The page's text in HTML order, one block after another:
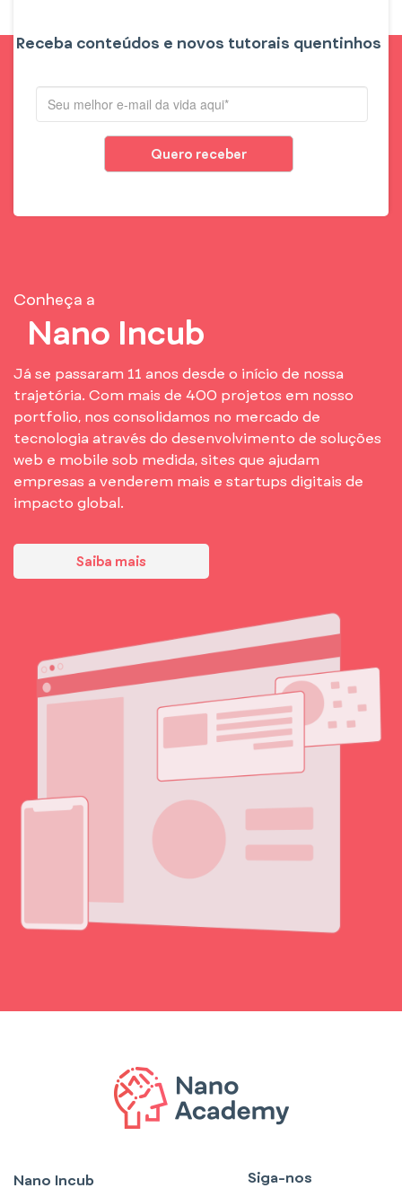
Receba conteúdos e novos tutorais quentinhos
Quero receber
Conheça a
Nano Incub
Já se passaram 11 anos desde o início de nossa
trajetória. Com mais de 400 projetos em nosso
portfolio, nos consolidamos no mercado de
tecnologia através do desenvolvimento de soluções
web e mobile sob medida, sites que ajudam
empresas a venderem mais e startups digitais de
impacto global.
Saiba mais
Nano Incub Siga-nos